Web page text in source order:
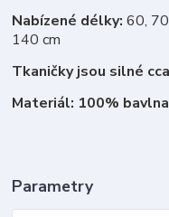
Nabízené délky: 60,
140 cm
Tkaničky jsou silné
Materiál: 100% bavlna
Parametry